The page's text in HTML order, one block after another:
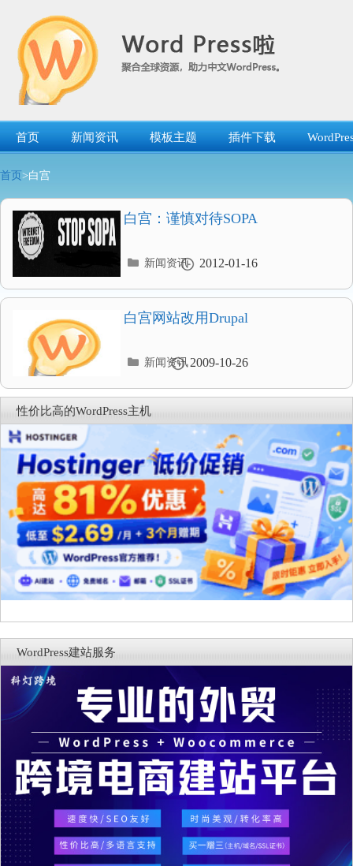
首页 新闻资讯 模板主题 插件下载
首页 >白宫
白宫：谨慎对待SOPA
2012-01-16
分
录
新闻资讯
白宫网站改用Drupal
2009-10-26
分
录
新闻资讯
性价比高的WordPress主机
WordPress建站服务